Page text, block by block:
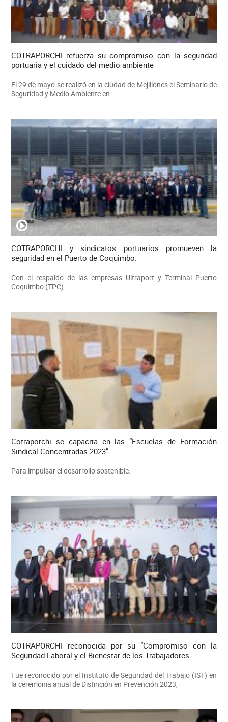
COTRAPORCHI refuerza su compromiso con la seguridad
portuaria y el cuidado del medio ambiente
El 29 de mayo se realizó en la ciudad de Mejillones el Seminario de
Seguridad y Medio Ambiente en...
COTRAPORCHI y sindicatos portuarios promueven la
seguridad en el Puerto de Coquimbo.
Con el respaldo de las empresas Ultraport y Terminal Puerto
Coquimbo (TPC).
Cotraporchi se capacita en las “Escuelas de Formación
Sindical Concentradas 2023”
Para impulsar el desarrollo sostenible.
COTRAPORCHI reconocida por su “Compromiso con la
Seguridad Laboral y el Bienestar de los Trabajadores"
Fue reconocido por el Instituto de Seguridad del Trabajo (IST) en
la ceremonia anual de Distinción en Prevención 2023,